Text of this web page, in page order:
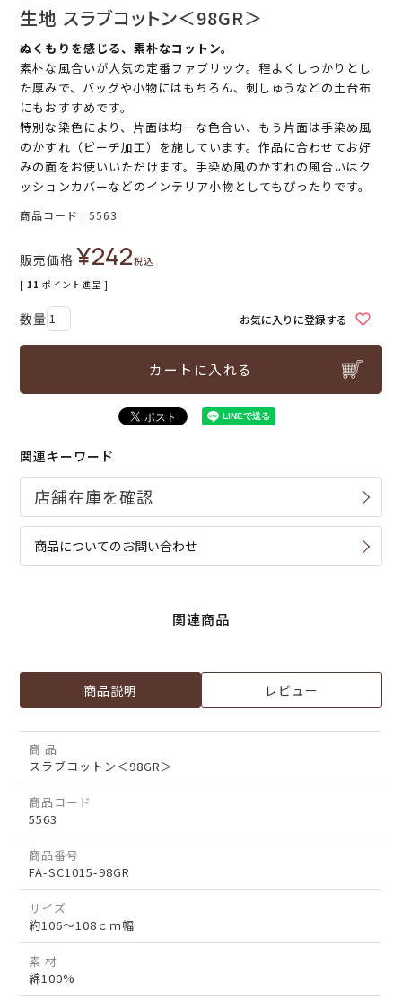
生地 スラブコットン＜98GR＞
ぬくもりを感じる、素朴なコットン。
素朴な風合いが人気の定番ファブリック。程よくしっかりとし
た厚みで、バッグや小物にはもちろん、刺しゅうなどの土台布
にもおすすめです。
特別な染色により、片面は均一な色合い、もう片面は手染め風
のかすれ（ピーチ加工）を施しています。作品に合わせてお好
みの面をお使いいただけます。手染め風のかすれの風合いはク
ッションカバーなどのインテリア小物としてもぴったりです。
商品コード 5563
販売価格 ¥242税込
[ 11 ポイント進呈 ]
お気に入りに登録する
カートに入れる
関連キーワード
商品についてのお問い合わせ
関連商品
商品説明 レビュー
商 品
スラブコットン＜98GR＞
商品コード
5563
商品番号
FA-SC1015-98GR
サイズ
約106～108ｃｍ幅
素 材
綿100%